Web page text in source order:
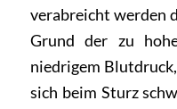
verabreicht werden
Grund der zu
niedrigem
sich beim Sturz